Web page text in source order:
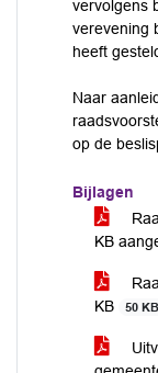
vervolgens
verevening
heeft
Naar
op de
Bijlagen
KB
KB
50 KB